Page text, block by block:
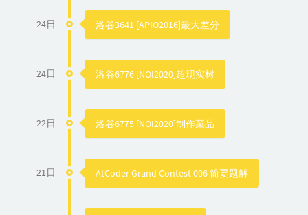
24日 洛谷3641 [APIO2016]最大差分
24日 洛谷6776 [NOI2020]超现实树
22日 洛谷6775 [NOI2020]制作菜品
21日 AtCoder Grand Contest 006 简要题解